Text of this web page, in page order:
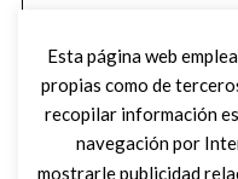
Esta página web
propias como de
recopilar información
navegación por
mostrarle publicidad